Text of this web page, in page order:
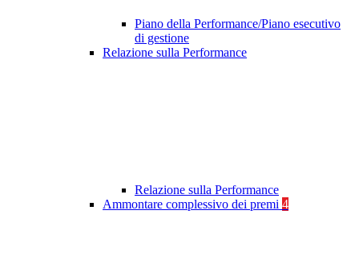
Piano della Performance/Piano esecutivo
di gestione
Relazione sulla Performance
Relazione sulla Performance
Ammontare complessivo dei premi 4